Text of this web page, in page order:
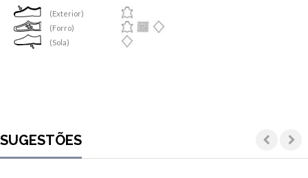
(Exterior)
(Forro)
(Sola)
SUGESTÕES